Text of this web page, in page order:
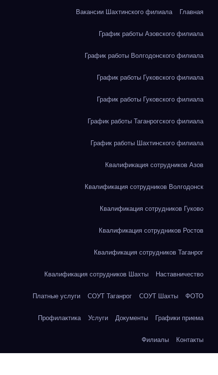
Вакансии Шахтинского филиала Главная
График работы Азовского филиала
График работы Волгодонского филиала
График работы Гуковского филиала
График работы Гуковского филиала
График работы Таганрогского филиала
График работы Шахтинского филиала
Квалификация сотрудников Азов
Квалификация сотрудников Волгодонск
Квалификация сотрудников Гуково
Квалификация сотрудников Ростов
Квалификация сотрудников Таганрог
Квалификация сотрудников Шахты Наставничество
Платные услуги СОУТ Таганрог СОУТ Шахты ФОТО
Профилактика Услуги Документы Графики приема
Филиалы Контакты